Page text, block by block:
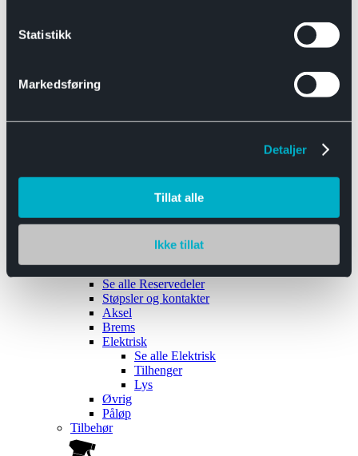
Statistikk
Markedsføring
Detaljer
Tillat alle
Ikke tillat
Båthengere
Reservedeler
Se alle Reservedeler
Støpsler og kontakter
Aksel
Brems
Elektrisk
Se alle Elektrisk
Tilhenger
Lys
Øvrig
Påløp
Tilbehør